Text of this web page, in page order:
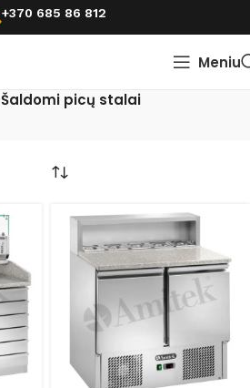
+370 685 86 812
Meniu
Šaldomi picų stalai